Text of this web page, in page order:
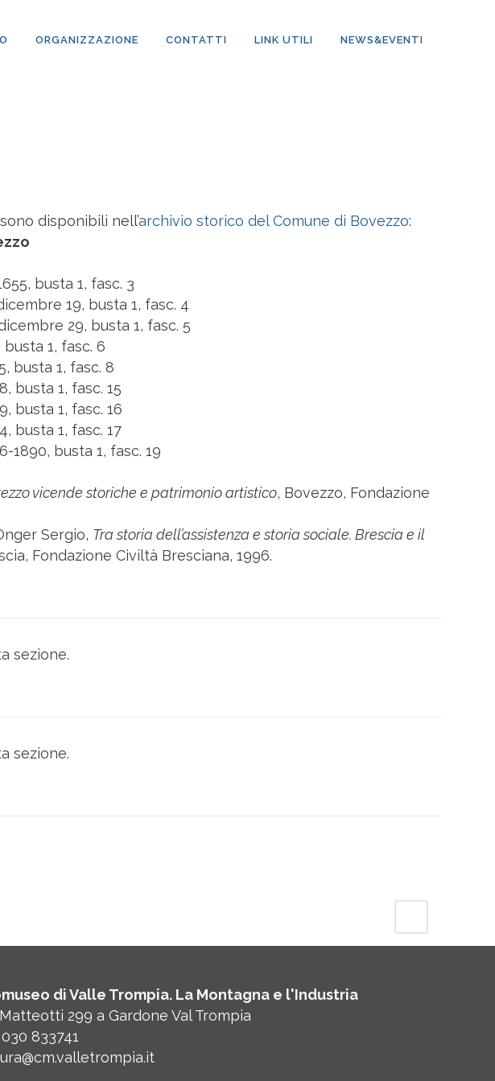
ORGANIZZAZIONE CONTATTI LINK UTILI NEWS&EVENTI
disponibili nell’archivio storico del Comune di Bovezzo:
busta 1, fasc. 3
19, busta 1, fasc. 4
29, busta 1, fasc. 5
1, fasc. 6
busta 1, fasc. 8
busta 1, fasc. 15
busta 1, fasc. 16
busta 1, fasc. 17
busta 1, fasc. 19
vicende storiche e patrimonio artistico, Bovezzo, Fondazione
Sergio, Tra storia dell’assistenza e storia sociale. Brescia e il
Fondazione Civiltà Bresciana, 1996.
sezione.
sezione.
di Valle Trompia. La Montagna e l'Industria
299 a Gardone Val Trompia
833741